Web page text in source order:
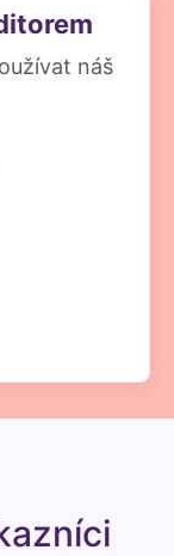
náš